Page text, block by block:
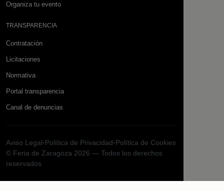
Organiza tu evento
TRANSPARENCIA
Contratación
Licitaciones
Normativa
Portal transparencia
Canal de denuncias
Aviso Legal·Política de Privacidad·Política de Cookies
© Feria de Zaragoza 2026 — Todos los derechos
reservados